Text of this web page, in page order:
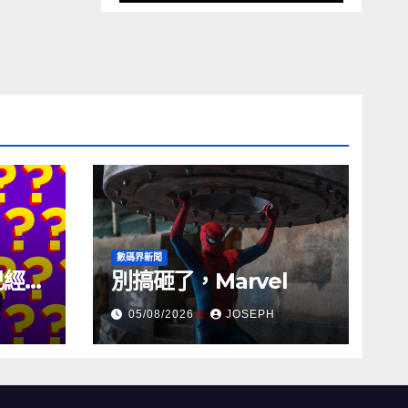
幾
數碼界新聞
別搞砸了，Marvel
05/08/2026 JOSEPH